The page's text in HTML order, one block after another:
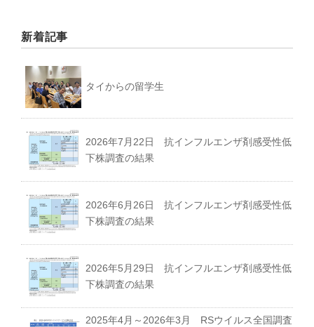
新着記事
タイからの留学生
2026年7月22日 抗インフルエンザ剤感受性低
下株調査の結果
2026年6月26日 抗インフルエンザ剤感受性低
下株調査の結果
2026年5月29日 抗インフルエンザ剤感受性低
下株調査の結果
2025年4月～2026年3月 RSウイルス全国調査